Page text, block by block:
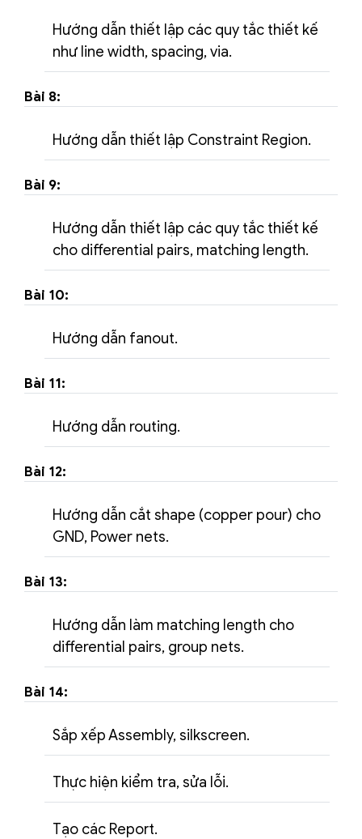
Hướng dẫn thiết lập các quy tắc thiết kế
như line width, spacing, via.
Bài 8:
Hướng dẫn thiết lập Constraint Region.
Bài 9:
Hướng dẫn thiết lập các quy tắc thiết kế
cho differential pairs, matching length.
Bài 10:
Hướng dẫn fanout.
Bài 11:
Hướng dẫn routing.
Bài 12:
Hướng dẫn cắt shape (copper pour) cho
GND, Power nets.
Bài 13:
Hướng dẫn làm matching length cho
differential pairs, group nets.
Bài 14:
Sắp xếp Assembly, silkscreen.
Thực hiện kiểm tra, sửa lỗi.
Tạo các Report.